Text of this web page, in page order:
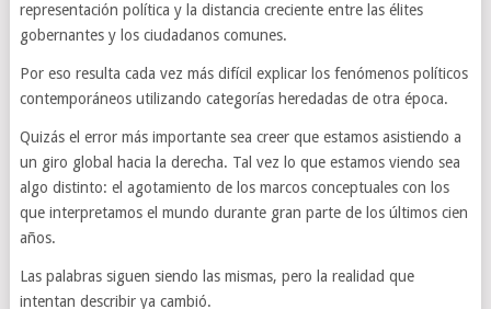
representación política y la distancia creciente entre las élites
gobernantes y los ciudadanos comunes.
Por eso resulta cada vez más difícil explicar los fenómenos políticos
contemporáneos utilizando categorías heredadas de otra época.
Quizás el error más importante sea creer que estamos asistiendo a
un giro global hacia la derecha. Tal vez lo que estamos viendo sea
algo distinto: el agotamiento de los marcos conceptuales con los
que interpretamos el mundo durante gran parte de los últimos cien
años.
Las palabras siguen siendo las mismas, pero la realidad que
intentan describir ya cambió.